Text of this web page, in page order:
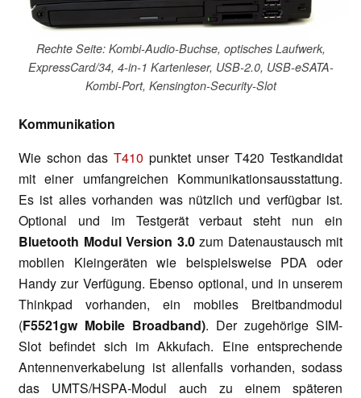
Rechte Seite: Kombi-Audio-Buchse, optisches Laufwerk,
ExpressCard/34, 4-in-1 Kartenleser, USB-2.0, USB-eSATA-
Kombi-Port, Kensington-Security-Slot
Kommunikation
Wie schon das T410 punktet unser T420 Testkandidat
mit einer umfangreichen Kommunikationsausstattung.
Es ist alles vorhanden was nützlich und verfügbar ist.
Optional und im Testgerät verbaut steht nun ein
Bluetooth Modul Version 3.0zum Datenaustausch mit
mobilen Kleingeräten wie beispielsweise PDA oder
Handy zur Verfügung. Ebenso optional, und in unserem
Thinkpad vorhanden, ein mobiles Breitbandmodul
(F5521gw Mobile Broadband). Der zugehörige SIM-
Slot befindet sich im Akkufach. Eine entsprechende
Antennenverkabelung ist allenfalls vorhanden, sodass
das UMTS/HSPA-Modul auch zu einem späteren